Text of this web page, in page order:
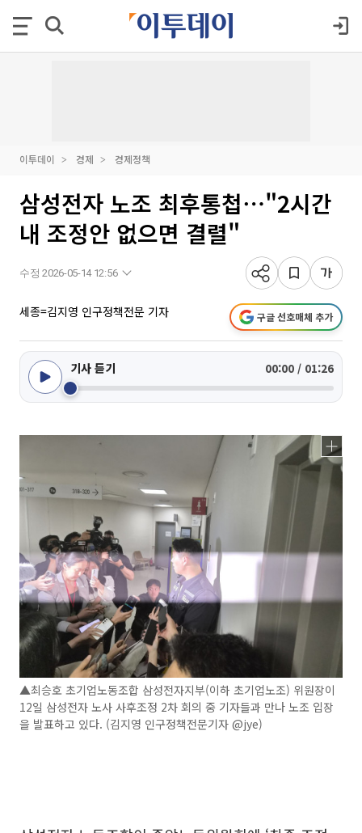
이투데이 경제 경제정책
삼성전자 노조 최후통첩⋯"2시간
내 조정안 없으면 결렬"
수정 2026-05-14 12:56
세종=김지영 인구정책전문 기자 구글 선호매체 추가
기사 듣기 00:00 / 01:26
▲최승호 초기업노동조합 삼성전자지부(이하 초기업노조) 위원장이
12일 삼성전자 노사 사후조정 2차 회의 중 기자들과 만나 노조 입장
을 발표하고 있다. (김지영 인구정책전문기자 @jye)